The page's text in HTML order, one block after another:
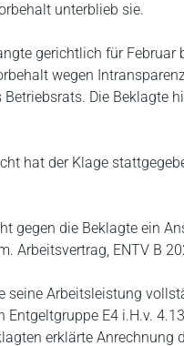
unterblieb sie.
gerichtlich für
wegen
Betriebsrats. Die Beklagte
hat der Klage
gegen die Beklagte ein
Arbeitsvertrag, ENTV B
seine Arbeitsleistung
Entgeltgruppe E4 i.H.v.
erklärte